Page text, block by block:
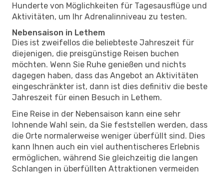
Hunderte von Möglichkeiten für Tagesausflüge und
Aktivitäten, um Ihr Adrenalinniveau zu testen.
Nebensaison in Lethem
Dies ist zweifellos die beliebteste Jahreszeit für
diejenigen, die preisgünstige Reisen buchen
möchten. Wenn Sie Ruhe genießen und nichts
dagegen haben, dass das Angebot an Aktivitäten
eingeschränkter ist, dann ist dies definitiv die beste
Jahreszeit für einen Besuch in Lethem.
Eine Reise in der Nebensaison kann eine sehr
lohnende Wahl sein, da Sie feststellen werden, dass
die Orte normalerweise weniger überfüllt sind. Dies
kann Ihnen auch ein viel authentischeres Erlebnis
ermöglichen, während Sie gleichzeitig die langen
Schlangen in überfüllten Attraktionen vermeiden